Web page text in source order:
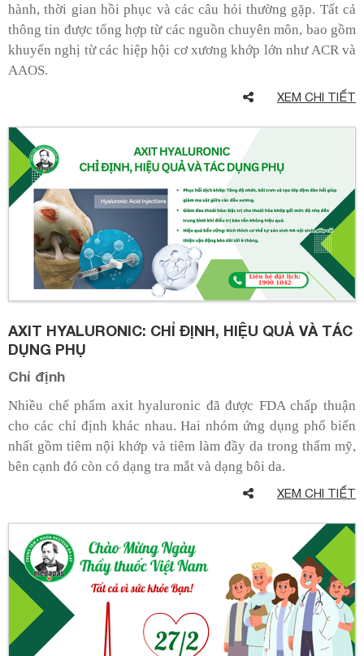
hành, thời gian hồi phục và các câu hỏi thường gặp. Tất cả
thông tin được tổng hợp từ các nguồn chuyên môn, bao gồm
khuyến nghị từ các hiệp hội cơ xương khớp lớn như ACR và
AAOS.
XEM CHI TIẾT
AXIT HYALURONIC: CHỈ ĐỊNH, HIỆU QUẢ VÀ TÁC
DỤNG PHỤ
Chỉ định
Nhiều chế phẩm axit hyaluronic đã được FDA chấp thuận
cho các chỉ định khác nhau. Hai nhóm ứng dụng phổ biến
nhất gồm tiêm nội khớp và tiêm làm đầy da trong thẩm mỹ,
bên cạnh đó còn có dạng tra mắt và dạng bôi da.
XEM CHI TIẾT